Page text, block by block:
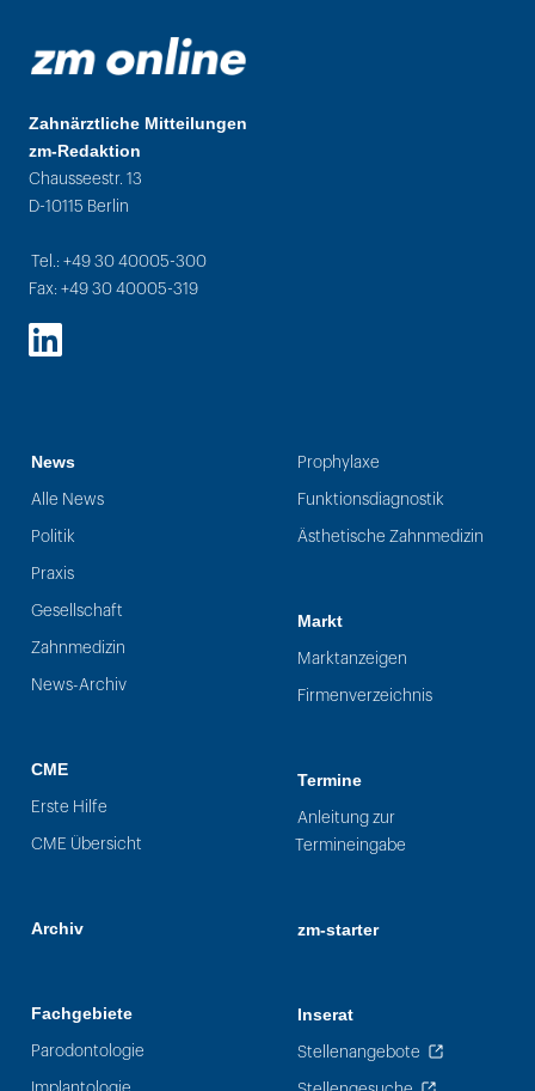
Zahnärztliche Mitteilungen
zm-Redaktion
Chausseestr. 13
D-10115 Berlin
Tel.: +49 30 40005-300
Fax: +49 30 40005-319
LinkedIn
News
Alle News
Politik
Praxis
Gesellschaft
Zahnmedizin
News-Archiv
CME
Erste Hilfe
CME Übersicht
Archiv
Fachgebiete
Parodontologie
Implantologie
Prophylaxe
Funktionsdiagnostik
Ästhetische Zahnmedizin
Markt
Marktanzeigen
Firmenverzeichnis
Termine
Anleitung zur
Termineingabe
zm-starter
Inserat
Stellenangebote